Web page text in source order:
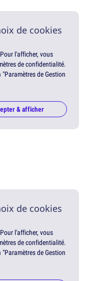
de cookies
l'afficher, vous
de confidentialité.
de Gestion
& afficher
de cookies
l'afficher, vous
de confidentialité.
de Gestion